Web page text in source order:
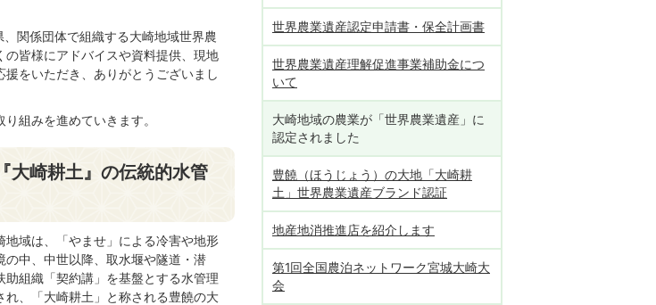
関係団体で組織する大崎地域世界農
皆様にアドバイスや資料提供、現地
をいただき、ありがとうございまし
組みを進めていきます。
大崎耕土』の伝統的水管
域は、「やませ」による冷害や地形
中、中世以降、取水堰や隧道・潜
組織「契約講」を基盤とする水管理
、「大崎耕土」と称される豊饒の大
世界農業遺産認定申請書・保全計画書
世界農業遺産理解促進事業補助金につ
いて
大崎地域の農業が「世界農業遺産」に
認定されました
豊饒（ほうじょう）の大地「大崎耕
土」世界農業遺産ブランド認証
地産地消推進店を紹介します
第1回全国農泊ネットワーク宮城大崎大
会